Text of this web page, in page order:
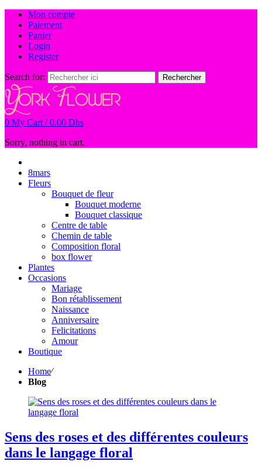
Mon compte
Paiement
Panier
Login
Register
Search for: Rechercher
0 My Cart /0.00 Dhs
Sorry, nothing in cart.
8mars
Fleurs
Bouquet de fleur
Bouquet moderne
Bouquet classique
Centre de table
Chemin de table
Composition floral
box flower
Plantes
Occasions
Mariage
Bon rétablissement
Naissance
Anniversaire
Felicitations
Amour
Boutique
Home⁄
Blog
Sens des roses et des différentes couleurs
dans le langage floral